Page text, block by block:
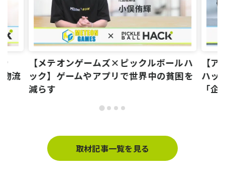
流
【メテオンゲームズ×ピックルボールハ
ック】ゲームやアプリで世界中の貧困を
減らす
【
ハッ
「
取材記事一覧を見る